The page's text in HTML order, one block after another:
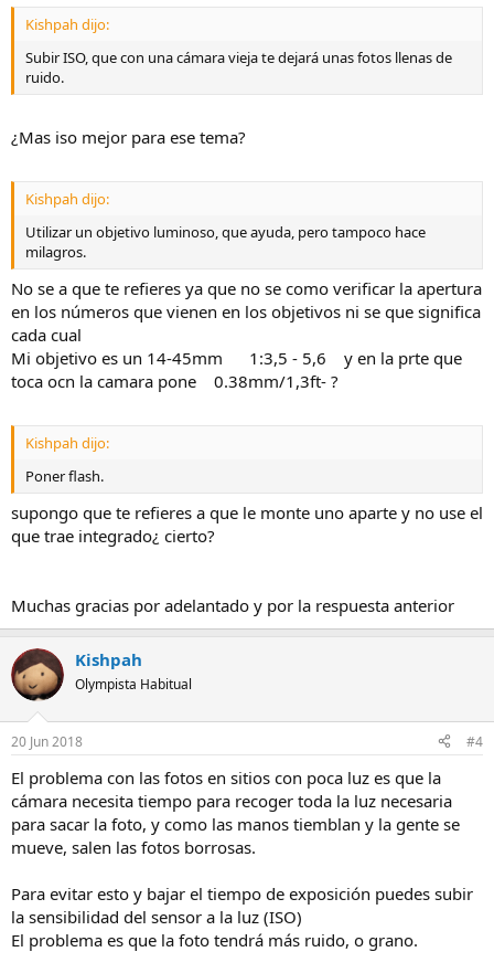
Kishpah dijo:
Subir ISO, que con una cámara vieja te dejará unas fotos llenas de
ruido.
¿Mas iso mejor para ese tema?
Kishpah dijo:
Utilizar un objetivo luminoso, que ayuda, pero tampoco hace
milagros.
No se a que te refieres ya que no se como verificar la apertura
en los números que vienen en los objetivos ni se que significa
cada cual
Mi objetivo es un 14-45mm 1:3,5 - 5,6 y en la prte que
toca ocn la camara pone 0.38mm/1,3ft- ?
Kishpah dijo:
Poner flash.
supongo que te refieres a que le monte uno aparte y no use el
que trae integrado¿ cierto?
Muchas gracias por adelantado y por la respuesta anterior
Kishpah
Olympista Habitual
20 Jun 2018 #4
El problema con las fotos en sitios con poca luz es que la
cámara necesita tiempo para recoger toda la luz necesaria
para sacar la foto, y como las manos tiemblan y la gente se
mueve, salen las fotos borrosas.
Para evitar esto y bajar el tiempo de exposición puedes subir
la sensibilidad del sensor a la luz (ISO)
El problema es que la foto tendrá más ruido, o grano.